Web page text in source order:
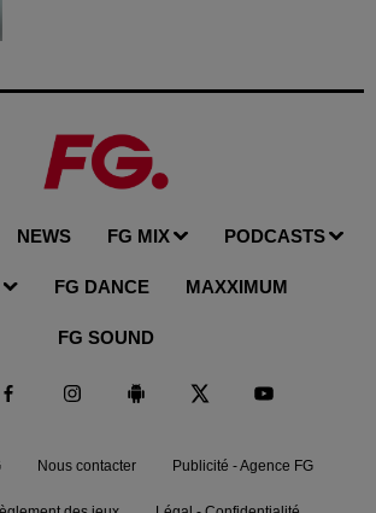
NEWS FG MIX PODCASTS
FG DANCE MAXXIMUM
FG SOUND
Nous contacter Publicité - Agence FG